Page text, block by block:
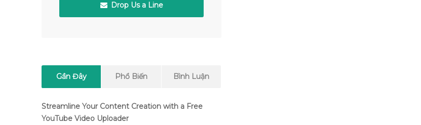
Drop Us a Line
Gần Đây Phổ Biến Bình Luận
Streamline Your Content Creation with a Free
YouTube Video Uploader